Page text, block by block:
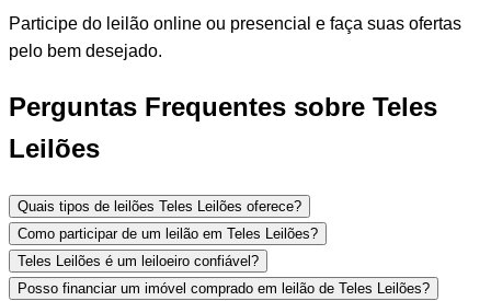
Participe do leilão online ou presencial e faça suas ofertas
pelo bem desejado.
Perguntas Frequentes sobre Teles
Leilões
Quais tipos de leilões Teles Leilões oferece?
Como participar de um leilão em Teles Leilões?
Teles Leilões é um leiloeiro confiável?
Posso financiar um imóvel comprado em leilão de Teles Leilões?